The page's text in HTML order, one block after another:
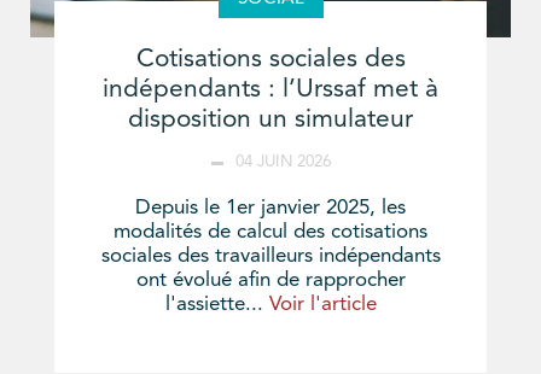
Cotisations sociales des
indépendants : l’Urssaf met à
disposition un simulateur
04 JUIN 2026
Depuis le 1er janvier 2025, les
modalités de calcul des cotisations
sociales des travailleurs indépendants
ont évolué afin de rapprocher
l'assiette... Voir l'article